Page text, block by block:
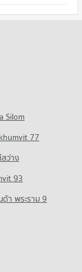
รุงเทพ
งเทพ
งเทพ
Silom
77
ว่าง
93
ด้า พระราม 9